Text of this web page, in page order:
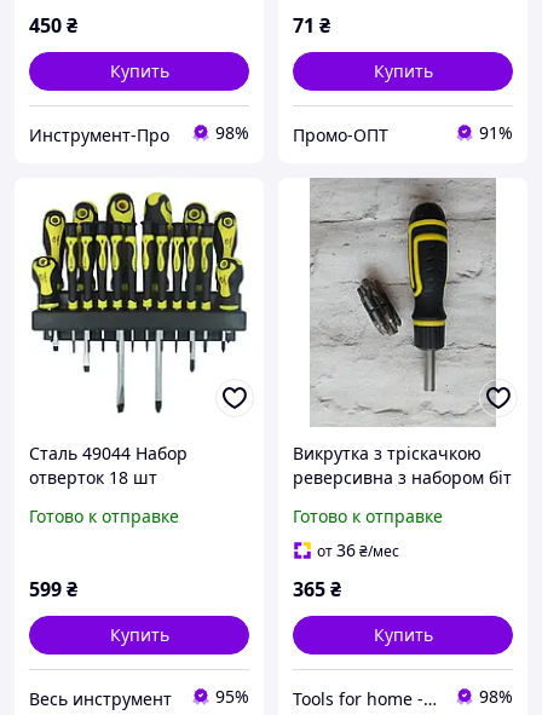
450₴
Купить
Инструмент-Про 98%
71 ₴
Купить
Промо-ОПТ 91%
Сталь 49044 Набор
отверток 18 шт
Готово к отправке
599₴
Купить
Весь инструмент 95%
Викрутка з тріскачкою
реверсивна з набором біт
Готово к отправке
от36₴/мес
365₴
Купить
Tools for home -Інструменти для дому 98%